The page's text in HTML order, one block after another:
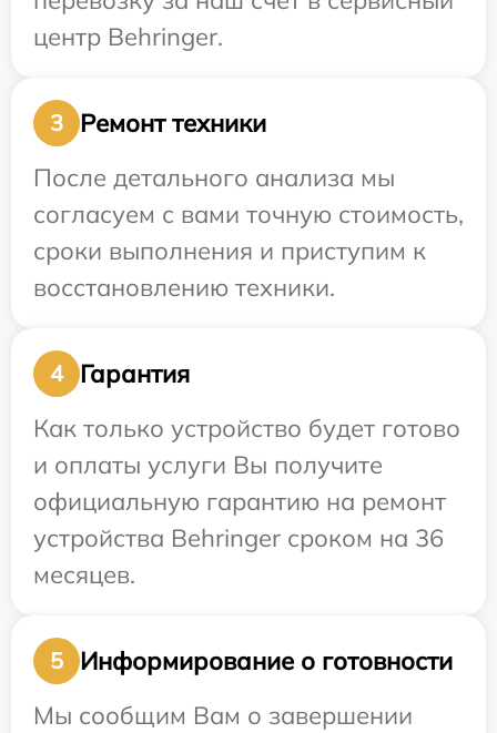
центр Behringer.
3
Ремонт техники
После детального анализа мы
согласуем с вами точную стоимость,
сроки выполнения и приступим к
восстановлению техники.
4
Гарантия
Как только устройство будет готово
и оплаты услуги Вы получите
официальную гарантию на ремонт
устройства Behringer сроком на 36
месяцев.
5
Информирование о готовности
Мы сообщим Вам о завершении